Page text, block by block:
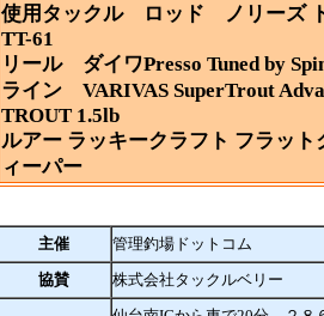
使用タックル ロッド ノリーズ
TT-61
リール ダイワPresso Tuned by
ライン VARIVAS SuperTrout
TROUT 1.5lb
ルアー ラッキークラフト フラッ
ィーパー
主催
管理釣場ドットコム
協賛
株式会社タックルベリー